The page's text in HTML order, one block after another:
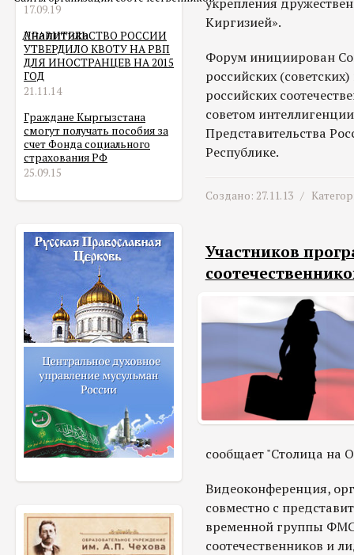
Аналитика
17.09.19
ПРАВИТЕЛЬСТВО РОССИИ
УТВЕРДИЛО КВОТУ НА РВП
ДЛЯ ИНОСТРАНЦЕВ НА 2015
ГОД
21.11.14
Граждане Кыргызстана
смогут получать пособия за
счет Фонда социального
страхования РФ
25.09.15
Киргизией».
Форум инициирован
российских
российских
советом
Представительства
Республике.
Создано: 27.11.13 /
Участников
сообщает "Столица на
Видеоконференция,
совместно с
временной группы
соотечественников и